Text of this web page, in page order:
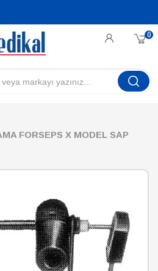
0
FORSEPS X MODEL SAP